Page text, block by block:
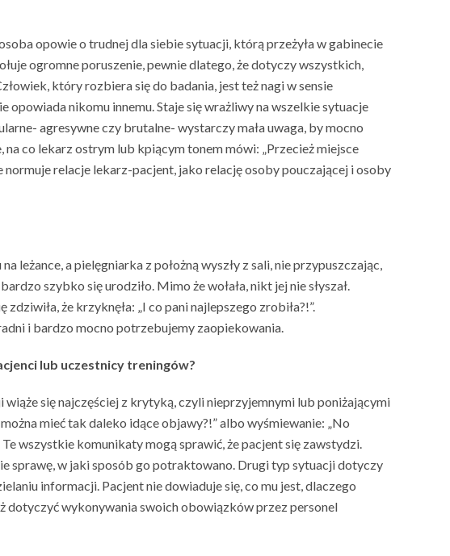
opowie o trudnej dla siebie sytuacji, którą przeżyła w gabinecie
ogromne poruszenie, pewnie dlatego, że dotyczy wszystkich,
który rozbiera się do badania, jest też nagi w sensie
nikomu innemu. Staje się wrażliwy na wszelkie sytuacje
agresywne czy brutalne- wystarczy mała uwaga, by mocno
na co lekarz ostrym lub kpiącym tonem mówi: „Przecież miejsce
normuje relacje lekarz-pacjent, jako relację osoby pouczającej i osoby
leżance, a pielęgniarka z położną wyszły z sali, nie przypuszczając,
szybko się urodziło. Mimo że wołała, nikt jej nie słyszał.
że krzyknęła: „I co pani najlepszego zrobiła?!”.
i bardzo mocno potrzebujemy zaopiekowania.
lub uczestnicy treningów?
się najczęściej z krytyką, czyli nieprzyjemnymi lub poniżającymi
mieć tak daleko idące objawy?!” albo wyśmiewanie: „No
wszystkie komunikaty mogą sprawić, że pacjent się zawstydzi.
sprawę, w jaki sposób go potraktowano. Drugi typ sytuacji dotyczy
informacji. Pacjent nie dowiaduje się, co mu jest, dlaczego
dotyczyć wykonywania swoich obowiązków przez personel